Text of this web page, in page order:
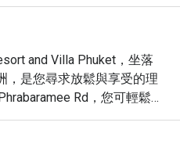
and Villa Phuket，坐落
，是您尋求放鬆與享受的理
Rd，您可輕鬆抵
裡提供一個寧靜的空間，讓
時光中。
強調，但 Star Bar 以其精